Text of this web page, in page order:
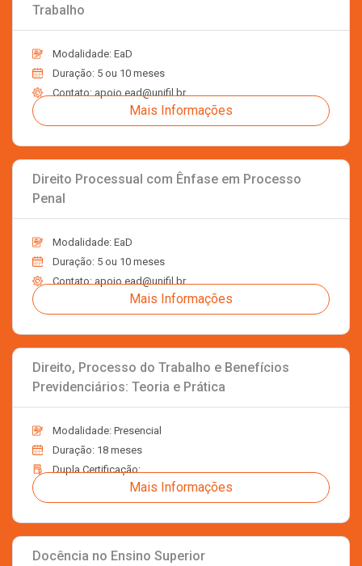
Trabalho
Modalidade: EaD
Duração: 5 ou 10 meses
Contato: apoio.ead@unifil.br
Mais Informações
Direito Processual com Ênfase em Processo
Penal
Modalidade: EaD
Duração: 5 ou 10 meses
Contato: apoio.ead@unifil.br
Mais Informações
Direito, Processo do Trabalho e Benefícios
Previdenciários: Teoria e Prática
Modalidade: Presencial
Duração: 18 meses
Dupla Certificação:
Mais Informações
Docência no Ensino Superior